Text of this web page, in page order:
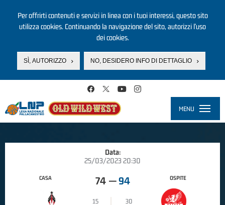
Per offrirti contenuti e servizi in linea con i tuoi interessi, questo sito
utilizza cookies. Continuando la navigazione del sito, autorizzi l’uso
dei cookies.
SÌ, AUTORIZZO NO, DESIDERO INFO DI DETTAGLIO
MENU
Data:
25/03/2023 20:30
CASA 74 — 94
15
30
OSPITE